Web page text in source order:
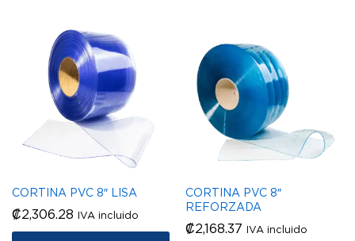
CORTINA PVC 8″ LISA
₡2,306.28 IVA incluido
CORTINA PVC 8″
REFORZADA
₡2,168.37 IVA incluido